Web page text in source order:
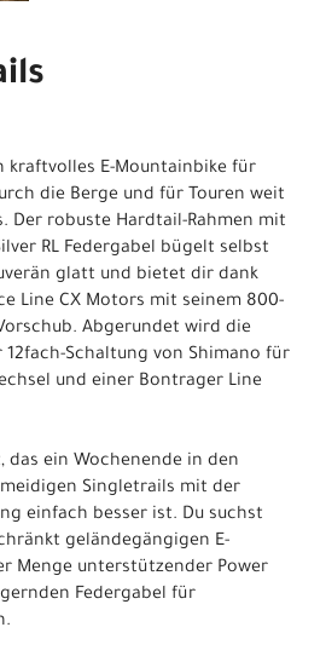
kraftvolles E-Mountainbike für
die Berge und für Touren weit
Der robuste Hardtail-Rahmen mit
RL Federgabel bügelt selbst
glatt und bietet dir dank
Line CX Motors mit seinem 800-
Abgerundet wird die
Schaltung von Shimano für
und einer Bontrager Line
das ein Wochenende in den
Singletrails mit der
einfach besser ist. Du suchst
geländegängigen E-
Menge unterstützender Power
Federgabel für